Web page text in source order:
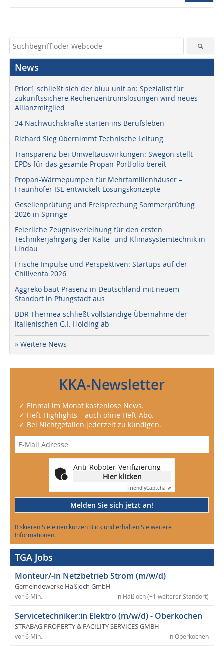
News
Prior1 schließt sich der bluu unit an: Spezialist für
zukunftssichere Rechenzentrumslösungen wird neues
Allianzmitglied
34 Nachwuchskräfte starten ins Berufsleben
Richard Sieg übernimmt Technische Leitung
Transparenz bei Umweltauswirkungen: Swegon stellt
EPDs für das gesamte Propan-Portfolio bereit
Propan-Wärmepumpen für Mehrfamilienhäuser –
Fraunhofer ISE entwickelt Lösungskonzepte
Gesellenprüfung und Freisprechung Sommerprüfung
2026 in Springe
Feierliche Zeugnisverleihung für den ersten
Technikerjahrgang der Kälte- und Klimasystemtechnik in
Lindau
Frische Impulse und Perspektiven: Startups auf der
Chillventa 2026
Aggreko baut Präsenz in Deutschland mit neuem
Standort in Pfungstadt aus
BDR Thermea schließt vollständige Übernahme der
italienischen G.I. Holding ab
» Weitere News
KKA-Newsletter
✓ Einmal im Monat kostenlose News.
✓ Heft-Highlights – auch ohne Heft-Abo.
✓ Bei Nichtgefallen jederzeit zu kündigen.
Anti-Roboter-Verifizierung
Hier klicken
FriendlyCaptcha ⇗
Melden Sie sich jetzt an!
Riskieren Sie einen kurzen Blick und erhalten Sie weitere
Informationen.
TGA Jobs
Monteur/-in Netzbetrieb Strom (m/w/d)
Gemeindewerke Haßloch GmbH
in Haßloch (+1 weiterer Standort)
vor 6 Min.
Servicetechniker:in Elektro (m/w/d) - Oberkochen
STRABAG PROPERTY & FACILITY SERVICES GMBH
in Oberkochen
vor 6 Min.